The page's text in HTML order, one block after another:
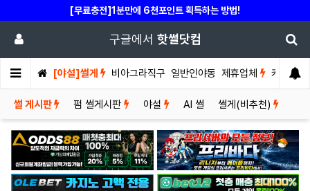
[무료충전]1분만에 6천포인트 획득하는 방법!
구글에서 핫썰닷컴
[야설]썰게 비아그라직구 일반인야동 제휴업체 커뮤니티
썰 게시판 펌 썰게시판 야설 AI 썰 썰게(비추천)